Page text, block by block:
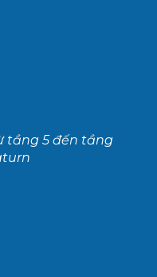
tầng 5 đến tầng